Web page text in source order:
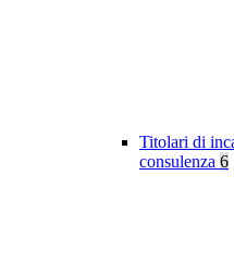
Titolari di
consulenza 6